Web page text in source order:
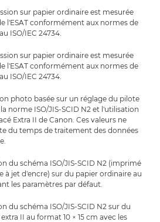
sur papier ordinaire est mesurée
l'ESAT conformément aux normes de
ISO/IEC 24734.
sur papier ordinaire est mesurée
l'ESAT conformément aux normes de
ISO/IEC 24734.
photo basée sur un réglage du pilote
norme ISO/JIS-SCID N2 et l'utilisation
Extra II de Canon. Ces valeurs ne
du temps de traitement des données
du schéma ISO/JIS-SCID N2 (imprimé
à jet d'encre) sur du papier ordinaire au
les paramètres par défaut.
du schéma ISO/JIS-SCID N2 sur du
II au format 10 × 15 cm avec les